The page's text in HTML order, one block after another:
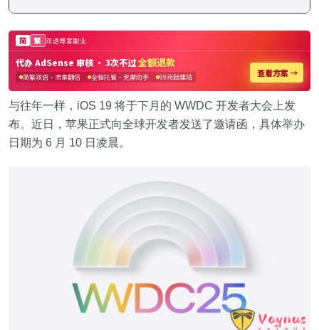
与往年一样，iOS 19 将于下月的 WWDC 开发者大会上发
布。近日，苹果正式向全球开发者发送了邀请函，具体举办
日期为 6 月 10 日凌晨。